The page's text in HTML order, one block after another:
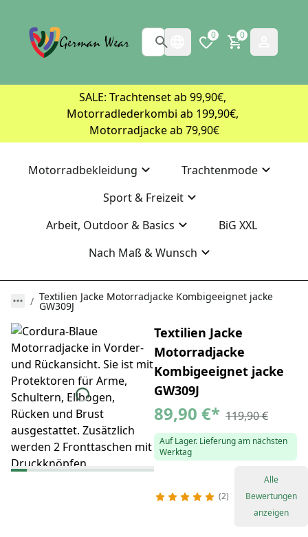
0 0
SALE: Trachtenset ab 99,90€,
Motorradlederkombi ab 199,90€,
Motorradjacke ab 79,90€
Motorradbekleidung
Trachtenmode
Sport & Freizeit
Arbeit, Outdoor & Basics
BiG XXL
Nach Maß & Wunsch
Textilien Jacke Motorradjacke Kombigeeignet jacke
GW309J
Textilien Jacke
Motorradjacke
Kombigeeignet jacke
GW309J
89,90 €* 119,90 €
Auf Lager. Lieferung am nächsten
Werktag
2
Alle
Bewertungen
anzeigen